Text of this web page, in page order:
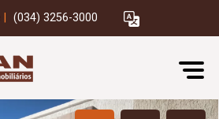
(034) 3256-3000